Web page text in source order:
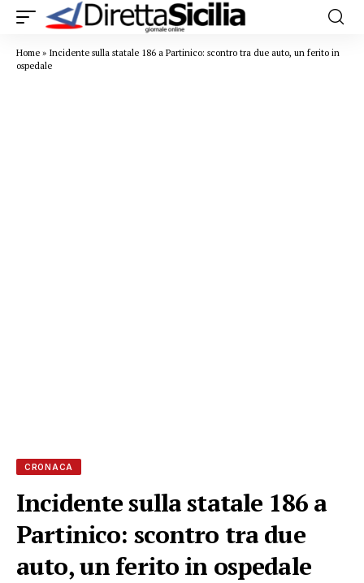
Home » Incidente sulla statale 186 a Partinico: scontro tra due auto, un ferito in
ospedale
CRONACA
Incidente sulla statale 186 a
Partinico: scontro tra due
auto, un ferito in ospedale